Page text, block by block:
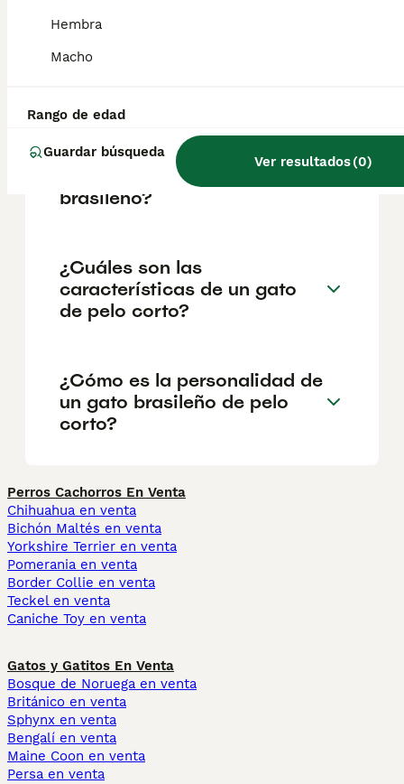
Hembra
Macho
Rango de edad
Guardar búsqueda
Ver resultados(0)
geográfica. Es fundamental acudir a
salud y el bienestar de los animales.
decisión.
¿Qué es un Shorthair
brasileño?
¿Cuáles son las
características de un gato
de pelo corto?
¿Cómo es la personalidad de
un gato brasileño de pelo
corto?
Perros Cachorros En Venta
Chihuahua en venta
Bichón Maltés en venta
Yorkshire Terrier en venta
Pomerania en venta
Border Collie en venta
Teckel en venta
Caniche Toy en venta
Gatos y Gatitos En Venta
Bosque de Noruega en venta
Británico en venta
Sphynx en venta
Bengalí en venta
Maine Coon en venta
Persa en venta